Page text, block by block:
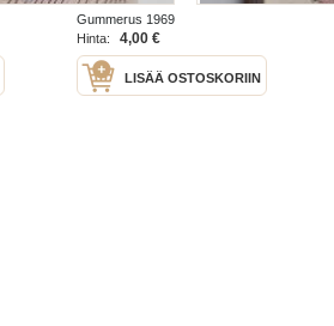
Gummerus 1969
Hinta:
4,00 €
LISÄÄ OSTOSKORIIN